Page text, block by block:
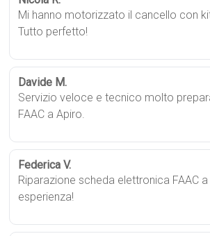
Mi hanno motorizzato il cancello con
Tutto perfetto!
Davide M.
Servizio veloce e tecnico molto
FAAC a Apiro.
Federica V.
Riparazione scheda elettronica FAAC
esperienza!